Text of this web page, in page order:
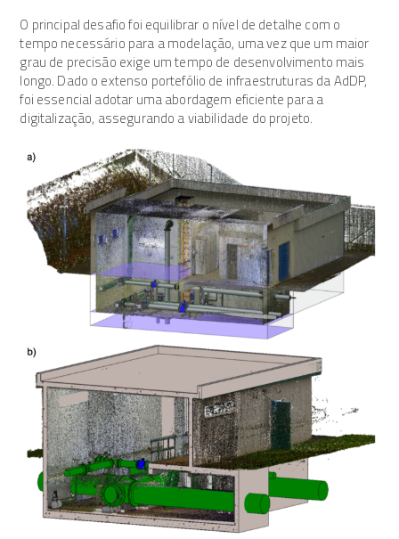
O principal desafio foi equilibrar o nível de detalhe com o
tempo necessário para a modelação, uma vez que um maior
grau de precisão exige um tempo de desenvolvimento mais
longo. Dado o extenso portefólio de infraestruturas da AdDP,
foi essencial adotar uma abordagem eficiente para a
digitalização, assegurando a viabilidade do projeto.